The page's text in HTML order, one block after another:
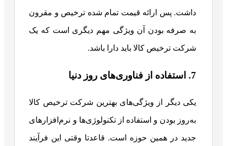
داشت. پس ارائه قیمت تمام شده ترخیص و مقرون
به صرفه بودن آن ویژگی مهم دیگری است که یک
شرکت ترخیص کالا باید دارا باشد.
7. استفاده از فناوری‌های روز دنیا
یکی دیگر از ویژگی‌های بهترین شرکت ترخیص کالا
به‌روز بودن و استفاده از تکنولوژی‌ها و نرم‌افزارهای
جدید در همین حوزه است. قاعدتا وقتی این فرآیند